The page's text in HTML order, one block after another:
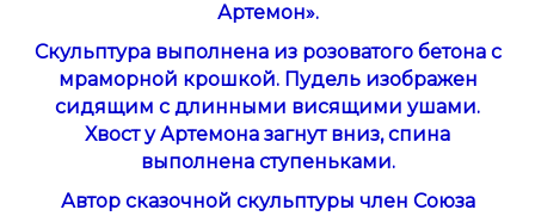
Артемон».
Скульптура выполнена из розоватого бетона с
мраморной крошкой. Пудель изображен
сидящим с длинными висящими ушами.
Хвост у Артемона загнут вниз, спина
выполнена ступеньками.
Автор сказочной скульптуры член Союза